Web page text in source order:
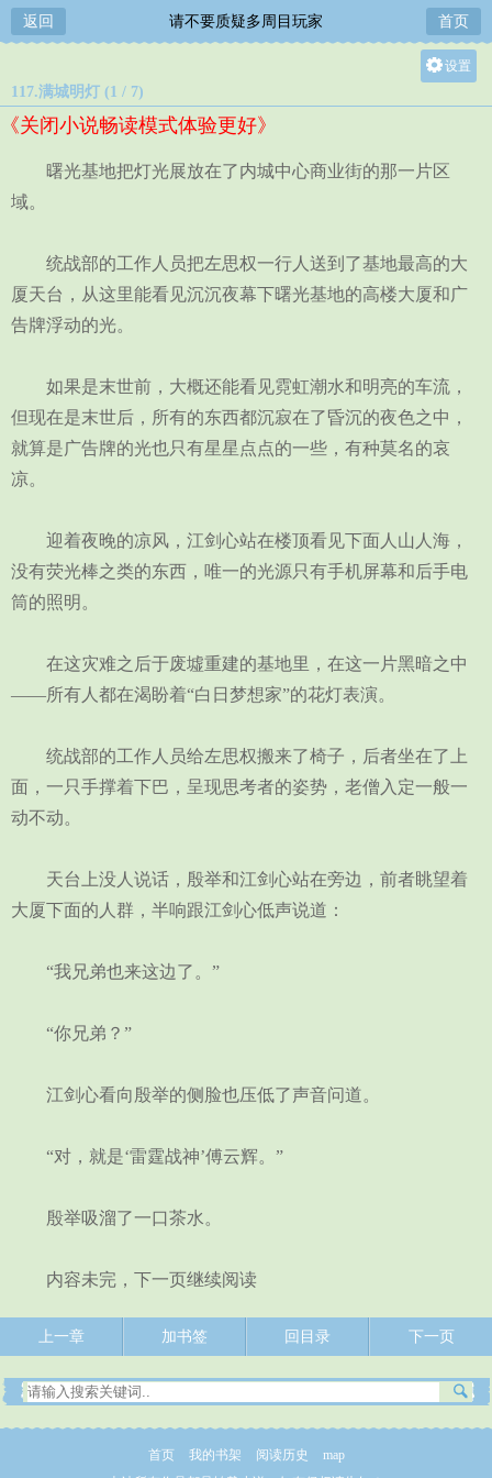
返回 请不要质疑多周目玩家 首页
设置
中
117.满城明灯 (1 / 7)
《关闭小说畅读模式体验更好》
曙光基地把灯光展放在了内城中心商业街的那一片区
域。
统战部的工作人员把左思权一行人送到了基地最高的大
厦天台，从这里能看见沉沉夜幕下曙光基地的高楼大厦和广
告牌浮动的光。
如果是末世前，大概还能看见霓虹潮水和明亮的车流，
但现在是末世后，所有的东西都沉寂在了昏沉的夜色之中，
就算是广告牌的光也只有星星点点的一些，有种莫名的哀
凉。
迎着夜晚的凉风，江剑心站在楼顶看见下面人山人海，
没有荧光棒之类的东西，唯一的光源只有手机屏幕和后手电
筒的照明。
在这灾难之后于废墟重建的基地里，在这一片黑暗之中
——所有人都在渴盼着“白日梦想家”的花灯表演。
统战部的工作人员给左思权搬来了椅子，后者坐在了上
面，一只手撑着下巴，呈现思考者的姿势，老僧入定一般一
动不动。
天台上没人说话，殷举和江剑心站在旁边，前者眺望着
大厦下面的人群，半响跟江剑心低声说道：
“我兄弟也来这边了。”
“你兄弟？”
江剑心看向殷举的侧脸也压低了声音问道。
“对，就是‘雷霆战神’傅云辉。”
殷举吸溜了一口茶水。
内容未完，下一页继续阅读
上一章 加书签 回目录 下一页
首页 我的书架 阅读历史
map